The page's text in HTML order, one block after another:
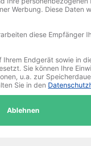
/ DEĞİŞTİR
(ORNAMENT) EKLE
ET VE YÜKLE
Reserved.